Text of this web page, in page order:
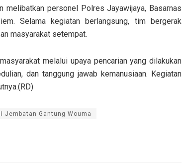
melibatkan personel Polres Jayawijaya, Basarnas
Selama kegiatan berlangsung, tim bergerak
masyarakat setempat.
melalui upaya pencarian yang dilakukan
dan tanggung jawab kemanusiaan. Kegiatan
Jembatan Gantung Wouma